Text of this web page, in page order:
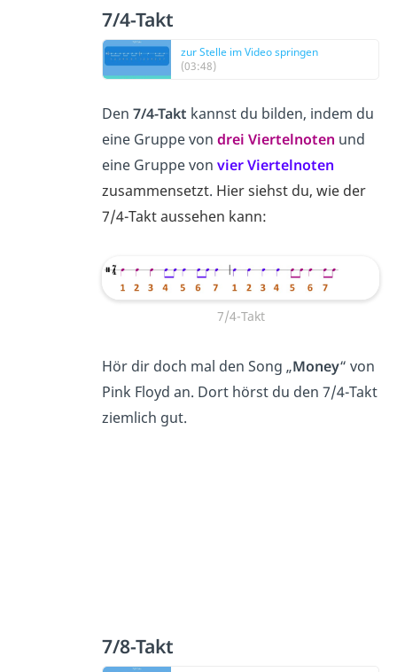
7/4-Takt
zur Stelle im Video springen
(03:48)
Den 7/4-Takt kannst du bilden, indem du
eine Gruppe von drei Viertelnoten und
eine Gruppe von vier Viertelnoten
zusammensetzt. Hier siehst du, wie der
7/4-Takt aussehen kann:
7/4-Takt
Hör dir doch mal den Song „Money“ von
Pink Floyd an. Dort hörst du den 7/4-Takt
ziemlich gut.
7/8-Takt